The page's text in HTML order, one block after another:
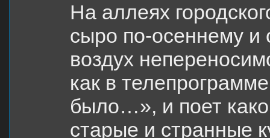
На аллеях
сыро по-осеннему и
воздух
как в
было…», и поет
старые и странные